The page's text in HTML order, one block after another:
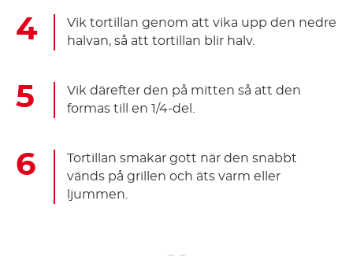
Vik tortillan genom att vika upp den nedre
halvan, så att tortillan blir halv.
Vik därefter den på mitten så att den
formas till en 1/4-del.
Tortillan smakar gott när den snabbt
vänds på grillen och äts varm eller
ljummen.